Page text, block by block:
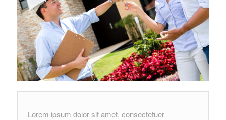
Lorem ipsum dolor sit amet, consectetuer